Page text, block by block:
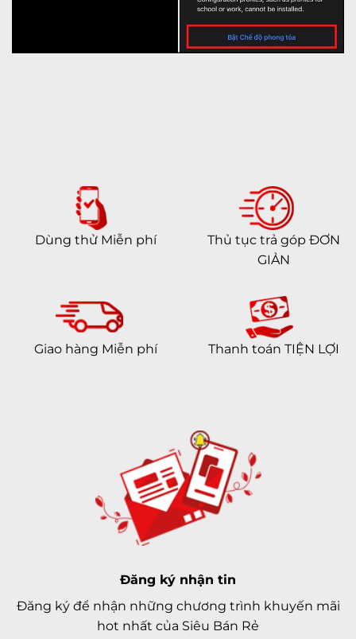
Dùng thử Miễn phí
Thủ tục trả góp ĐƠN
GIẢN
Giao hàng Miễn phí Thanh toán TIỆN LỢI
Đăng ký nhận tin
Đăng ký để nhận những chương trình khuyến mãi
hot nhất của Siêu Bán Rẻ